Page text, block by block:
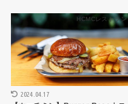
HCMCレストラン
2024.04.17